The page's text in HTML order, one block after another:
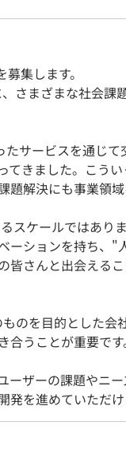
集します。
さまざまな社会課
たサービスを通じ
てきました。こう
解決にも事業領域
スケールではあり
ーションを持ち、"
皆さんと出会える
のを目的とした会
うことが重要です
ザーの課題やニ
を進めていただけ